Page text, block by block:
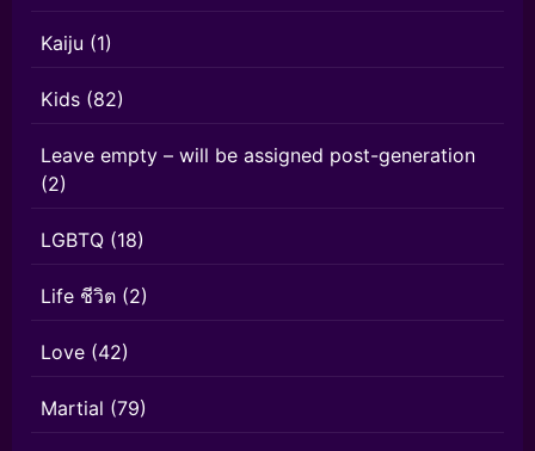
Kaiju (1)
Kids (82)
Leave empty – will be assigned post-generation
(2)
LGBTQ (18)
Life ชีวิต (2)
Love (42)
Martial (79)